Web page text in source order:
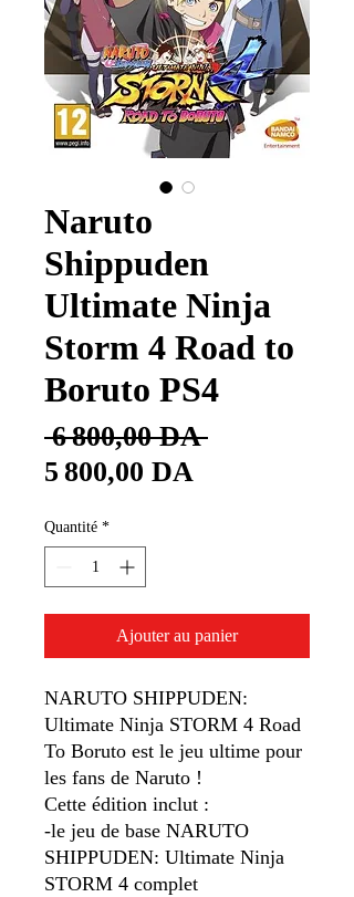
Naruto
Shippuden
Ultimate Ninja
Storm 4 Road to
Boruto PS4
6 800,00 DA Prix
5 800,00 DA
Quantité *
Ajouter au panier
NARUTO SHIPPUDEN:
Ultimate Ninja STORM 4 Road
To Boruto est le jeu ultime pour
les fans de Naruto !
Cette édition inclut :
-le jeu de base NARUTO
SHIPPUDEN: Ultimate Ninja
STORM 4 complet